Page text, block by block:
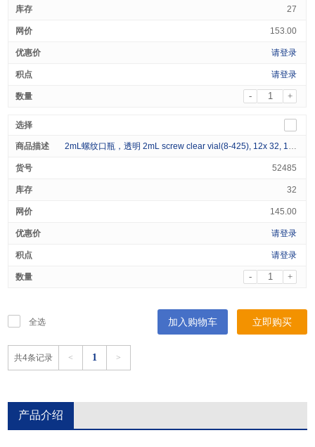
27
153.00
请登录
请登录
- +
2mL螺纹口瓶，透明 2mL screw clear vial(8-425), 12x 32, 100/pk
52485
32
145.00
请登录
请登录
- +
全选 加入购物车 立即购买
共4条记录 < 1 >
产品介绍